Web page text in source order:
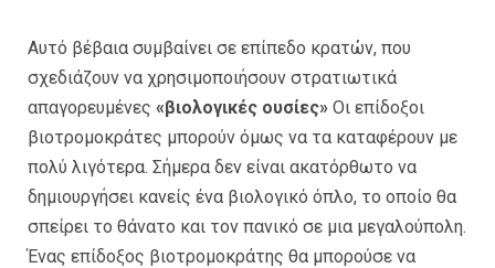
Αυτό βέβαια συμβαίνει σε επίπεδο κρατών, που
σχεδιάζουν να χρησιμοποιήσουν στρατιωτικά
απαγορευμένες «βιολογικές ουσίες» Οι επίδοξοι
βιοτρομοκράτες μπορούν όμως να τα καταφέρουν με
πολύ λιγότερα. Σήμερα δεν είναι ακατόρθωτο να
δημιουργήσει κανείς ένα βιολογικό όπλο, το οποίο θα
σπείρει το θάνατο και τον πανικό σε μια μεγαλούπολη.
Ένας επίδοξος βιοτρομοκράτης θα μπορούσε να